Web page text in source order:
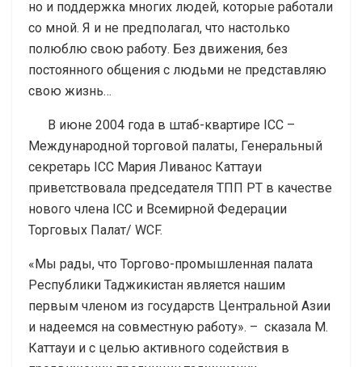
но и поддержка многих людей, которые работали
со мной. Я и не предполагал, что настолько
полюблю свою работу. Без движения, без
постоянного общения с людьми не представляю
свою жизнь…
В июне 2004 года в штаб-квартире ICC –
Международной торговой палаты, Генеральный
секретарь ICC Мария Ливанос Каттауи
приветствовала председателя ТПП РТ в качестве
нового члена ICC и Всемирной Федерации
Торговых Палат/ WCF.
«Мы рады, что Торгово-промышленная палата
Республики Таджикистан является нашим
первым членом из государств Центральной Азии
и надеемся на совместную работу». – сказала М.
Каттауи и с целью активного содействия в